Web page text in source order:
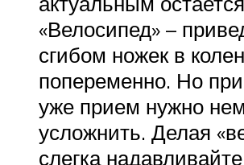
«Велосипед» –
сгибом ножек в
попеременно. Но
уже прием нужно
усложнить. Делая
слегка